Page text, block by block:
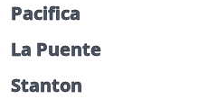
Pacifica
La Puente
Stanton